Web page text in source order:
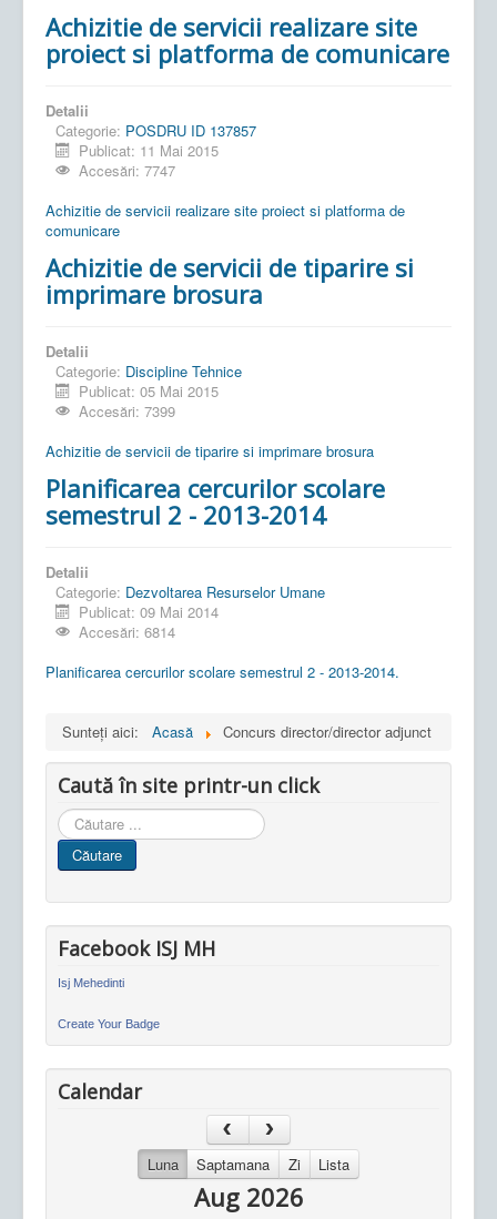
Achizitie de servicii realizare site
proiect si platforma de comunicare
Detalii
Categorie: POSDRU ID 137857
Publicat: 11 Mai 2015
Accesări: 7747
Achizitie de servicii realizare site proiect si platforma de
comunicare
Achizitie de servicii de tiparire si
imprimare brosura
Detalii
Categorie: Discipline Tehnice
Publicat: 05 Mai 2015
Accesări: 7399
Achizitie de servicii de tiparire si imprimare brosura
Planificarea cercurilor scolare
semestrul 2 - 2013-2014
Detalii
Categorie: Dezvoltarea Resurselor Umane
Publicat: 09 Mai 2014
Accesări: 6814
Planificarea cercurilor scolare semestrul 2 - 2013-2014.
Sunteți aici: Acasă Concurs director/director adjunct
Caută în site printr-un click
Cauta
in
site
Căutare
Facebook ISJ MH
Isj Mehedinti
Create Your Badge
Calendar
Luna Saptamana Zi Lista
Aug 2026